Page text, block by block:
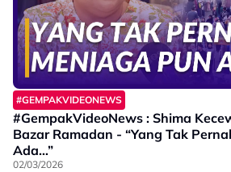
#GEMPAKVIDEONEWS
#GempakVideoNews : Shima
Bazar Ramadan - “Yang Tak
Ada…”
02/03/2026